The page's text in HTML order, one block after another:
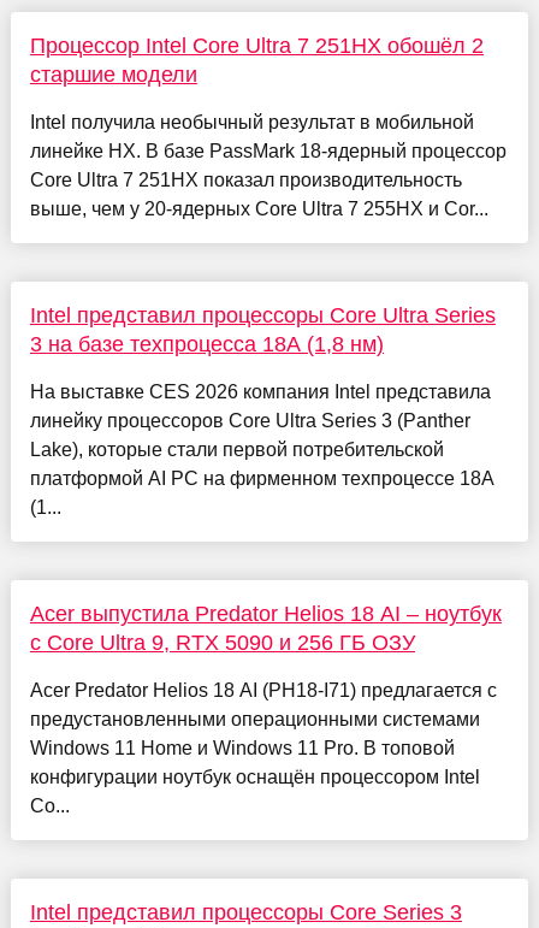
Процессор Intel Core Ultra 7 251HX обошёл 2
старшие модели
Intel получила необычный результат в мобильной
линейке HX. В базе PassMark 18-ядерный процессор
Core Ultra 7 251HX показал производительность
выше, чем у 20-ядерных Core Ultra 7 255HX и Cor...
Intel представил процессоры Core Ultra Series
3 на базе техпроцесса 18A (1,8 нм)
На выставке CES 2026 компания Intel представила
линейку процессоров Core Ultra Series 3 (Panther
Lake), которые стали первой потребительской
платформой AI PC на фирменном техпроцессе 18A
(1...
Acer выпустила Predator Helios 18 AI – ноутбук
с Core Ultra 9, RTX 5090 и 256 ГБ ОЗУ
Acer Predator Helios 18 AI (PH18-I71) предлагается с
предустановленными операционными системами
Windows 11 Home и Windows 11 Pro. В топовой
конфигурации ноутбук оснащён процессором Intel
Co...
Intel представил процессоры Core Series 3